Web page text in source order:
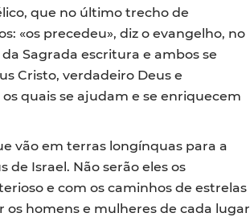
que no último trecho de
«os precedeu», diz o evangelho, no
Sagrada escritura e ambos se
Cristo, verdadeiro Deus e
quais se ajudam e se enriquecem
vão em terras longínquas para a
Israel. Não serão eles os
e com os caminhos de estrelas
os homens e mulheres de cada lugar